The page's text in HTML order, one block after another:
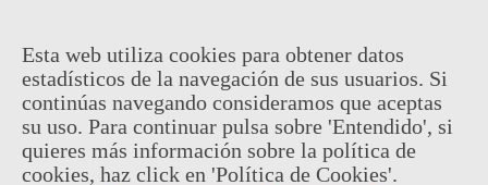
26,95 € (impuestos inc.)
En stock, envío en 24/48h
-
Esta web utiliza cookies para obtener datos
estadísticos de la navegación de sus usuarios. Si
continúas navegando consideramos que aceptas
su uso. Para continuar pulsa sobre 'Entendido', si
quieres más información sobre la política de
cookies, haz click en 'Política de Cookies'.